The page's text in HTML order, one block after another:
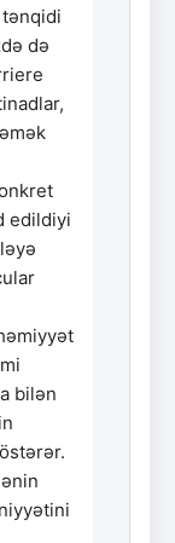
də
edildiyi
bilən